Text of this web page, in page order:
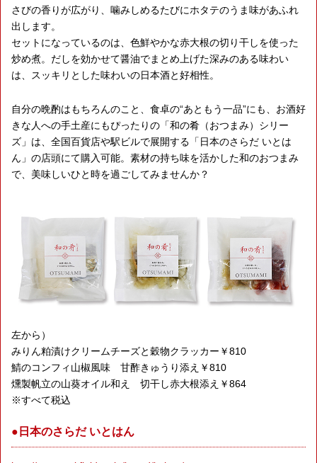
さびの香りが広がり、噛みしめるたびにホタテのうま味があふれ
出します。
セットになっているのは、色鮮やかな赤大根の切り干しを使った
炒め煮。だしを効かせて醤油でまとめ上げた深みのある味わい
は、スッキリとした味わいの日本酒と好相性。
自分の晩酌はもちろんのこと、食卓の“あともう一品”にも、お酒好
きな人への手土産にもぴったりの「和の肴（おつまみ）シリー
ズ」は、全国百貨店や駅ビルで展開する「日本のさらだ いとは
ん」の店頭にて購入可能。素材の持ち味を活かした和のおつまみ
で、美味しいひと時を過ごしてみませんか？
左から）
みりん粕漬けクリームチーズと穀物クラッカー￥810
鯖のコンフィ山椒風味 甘酢きゅうり添え￥810
燻製帆立の山葵オイル和え 切干し赤大根添え￥864
※すべて税込
●日本のさらだ いとはん